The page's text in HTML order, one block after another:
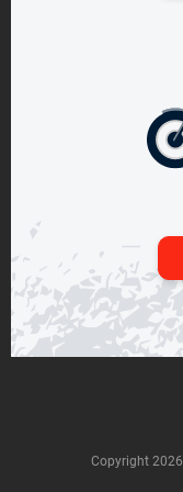
Copyright 2026